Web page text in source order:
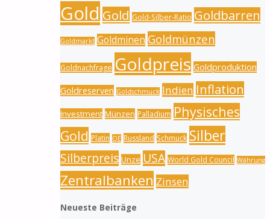
Gold Gold Gold-Silber-Ratio Goldbarren
Goldmarkt Goldminen Goldmünzen
Goldnachfrage Goldpreis Goldproduktion
Goldreserven Goldschmuck Indien Inflation
Investment Münzen Palladium Physisches
Gold Platin QE Russland Schmuck Silber
Silberpreis Unze USA World Gold Council Währung
Zentralbanken Zinsen
Neueste Beiträge